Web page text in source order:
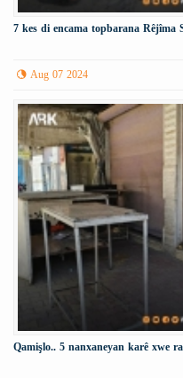
7 kes di encama topbarana
Aug 07 2024
Qamişlo.. 5 nanxaneyan karê xwe